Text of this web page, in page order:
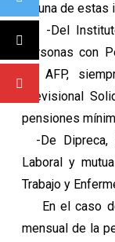
alguna de
-Del Instituto
personas con
de AFP,
Previsional
pensiones
-De Dipreca,
Laboral y
Trabajo y
En el caso
mensual de la